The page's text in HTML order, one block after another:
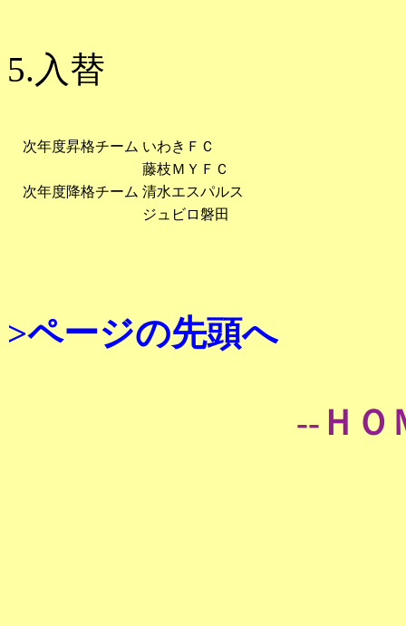
5.入替
次年度昇格チーム いわきＦＣ
藤枝ＭＹＦＣ
次年度降格チーム 清水エスパルス
ジュビロ磐田
>ページの先頭へ
--ＨＯ